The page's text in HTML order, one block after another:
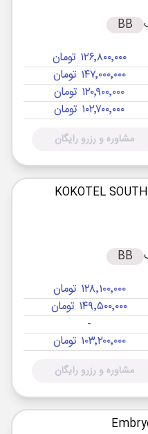
BB
۱۲۶٬۸۰۰٬۰۰۰ تومان
۱۴۷٬۰۰۰٬۰۰۰ تومان
۱۲۰٬۹۰۰٬۰۰۰ تومان
۱۰۲٬۷۰۰٬۰۰۰ تومان
مشاوره و رزرو رایگان
| KOKOTEL SOUTH
BB
۱۲۸٬۱۰۰٬۰۰۰ تومان
۱۴۹٬۵۰۰٬۰۰۰ تومان
-
۱۰۳٬۲۰۰٬۰۰۰ تومان
مشاوره و رزرو رایگان